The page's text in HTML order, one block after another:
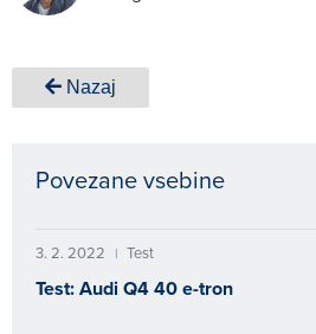
Nazaj
Povezane vsebine
3. 2. 2022 | Test
Test: Audi Q4 40 e-tron